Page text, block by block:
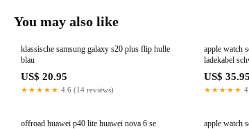
You may also like
klassische samsung galaxy s20 plus flip hulle
blau
US$ 20.95
★★★★★ 4.6 (14 reviews)
apple watch
ladekabel
US$ 35.95
★★★★★
offroad huawei p40 lite huawei nova 6 se
apple watch